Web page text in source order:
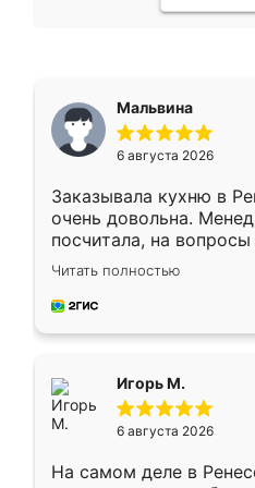
Мальвина
6 августа 2026
Заказывала кухню в
очень довольна.
посчитала, на вопросы
Замерщик приехал в
делу со всей
за день, ребята
Читать полностью
Игорь М.
6 августа 2026
На самом деле в